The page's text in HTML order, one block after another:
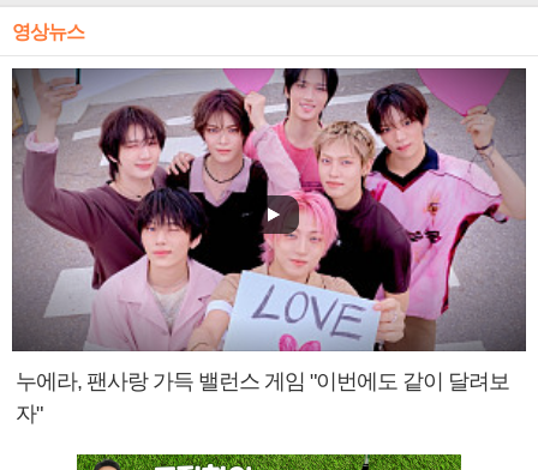
영상뉴스
누에라, 팬사랑 가득 밸런스 게임 "이번에도 같이 달려보
자"